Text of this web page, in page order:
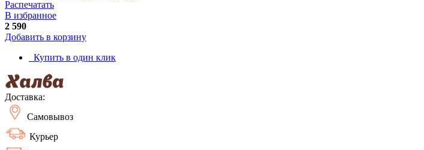
Распечатать
В избранное
2 590
Добавить в корзину
Купить в один клик
Доставка:
Самовывоз
Курьер